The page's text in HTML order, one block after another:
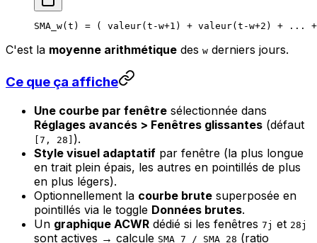
SMA_w(t) = ( valeur(t-w+1) + valeur(t-w+2) +
C'est la moyenne arithmétique des w derniers jours.
Ce que ça affiche
Une courbe par fenêtre sélectionnée dans
Réglages avancés > Fenêtres glissantes (défaut
[7, 28] ).
Style visuel adaptatif par fenêtre (la plus longue
en trait plein épais, les autres en pointillés de plus
en plus légers).
Optionnellement la courbe brute superposée en
pointillés via le toggle Données brutes.
Un graphique ACWR dédié si les fenêtres 7j et 28j
sont actives → calcule SMA_7 / SMA_28 (ratio